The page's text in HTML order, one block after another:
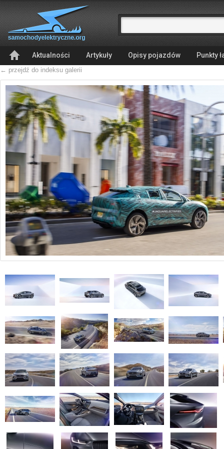
Aktualności Artykuły Opisy pojazdów Punkty
← przejdź do indeksu galerii